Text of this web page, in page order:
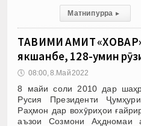
Матни пурра ▸
ТАҚВИМИ АМИТ
якшанбе, 128-умин
🕔 08:00, 8.Май 2022
8 майи соли 2010 дар
Русия Президенти
Раҳмон дар вохӯриҳои
аъзои Созмони Аҳдномаи